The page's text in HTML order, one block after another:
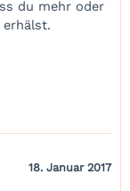
du mehr oder
erhälst.
18. Januar 2017